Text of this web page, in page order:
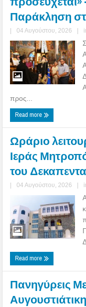
Παράκληση
| 04 Αυγούστου, 2026 |
προς...
Read more
Ωράριο
Ιεράς
του
| 04 Αυγούστου, 2026 |
Read more
Πανηγύρεις